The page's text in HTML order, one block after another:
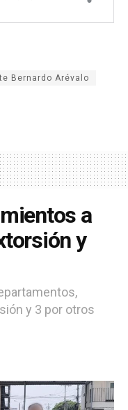
Bernardo Arévalo
a
y
y 3 por otros